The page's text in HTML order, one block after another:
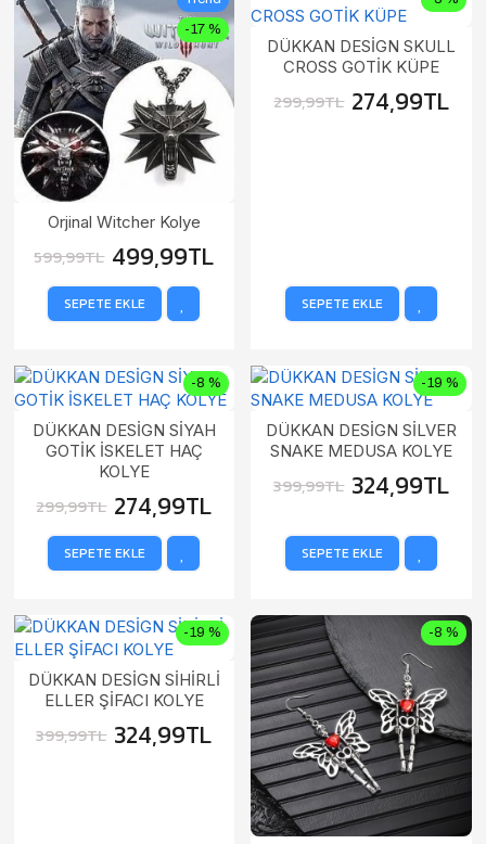
-17 %
Orjinal Witcher Kolye
499,99TL
599,99TL
SEPETE EKLE
DÜKKAN DESİGN SKULL
CROSS GOTİK KÜPE
274,99TL
299,99TL
SEPETE EKLE
-8 %
DÜKKAN DESİGN SİYAH
GOTİK İSKELET HAÇ
KOLYE
274,99TL
299,99TL
SEPETE EKLE
-19 %
DÜKKAN DESİGN SİLVER
SNAKE MEDUSA KOLYE
324,99TL
399,99TL
SEPETE EKLE
-19 %
DÜKKAN DESİGN SİHİRLİ
ELLER ŞİFACI KOLYE
324,99TL
399,99TL
-8 %